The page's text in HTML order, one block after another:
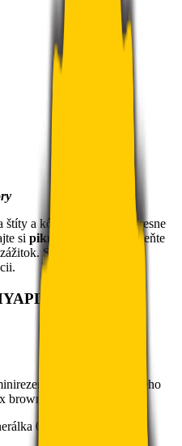
a kôš plný dobrôt – presne
si piknikový kôš
a premeňte
Stačí si vybrať typ,
1x lodička sezónneho
brownies
0,25l